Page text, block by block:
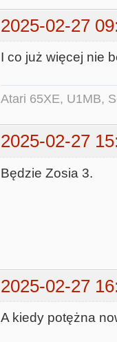
2025-02-27
I co już więcej nie
Atari 65XE, U1MB,
2025-02-27
Będzie Zosia 3.
2025-02-27
A kiedy potężna